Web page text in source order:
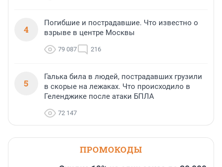
4
Погибшие и пострадавшие. Что известно о
взрыве в центре Москвы
79 087 216
5
Галька била в людей, пострадавших грузили
в скорые на лежаках. Что происходило в
Геленджике после атаки БПЛА
72 147
ПРОМОКОДЫ